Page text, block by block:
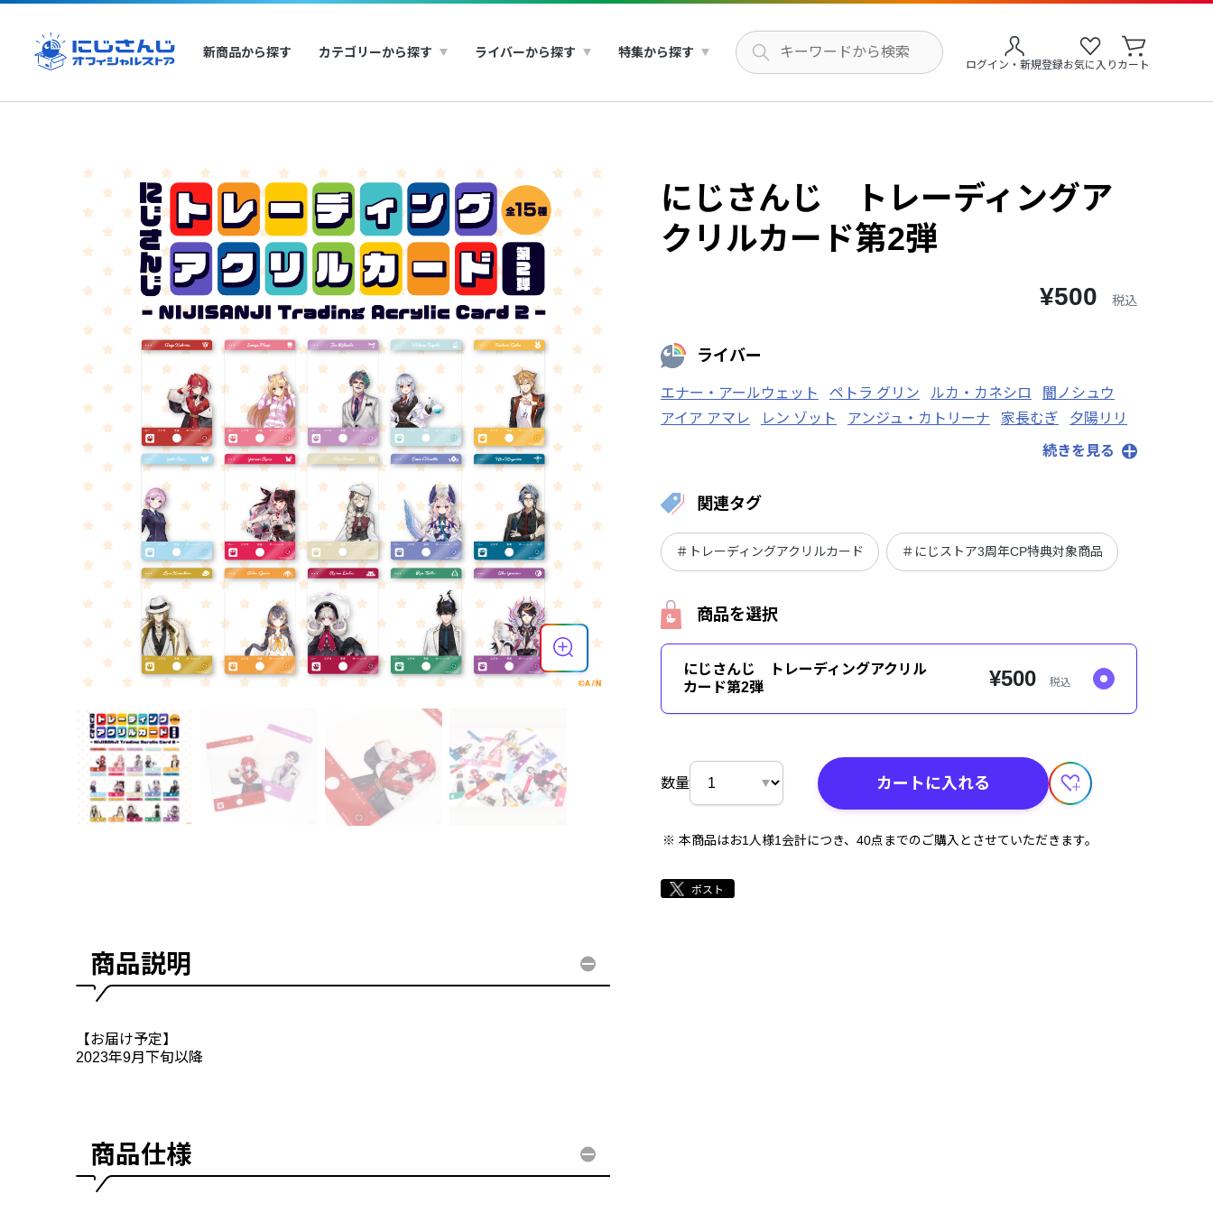
新商品から探す カテゴリーから探す ライバーから探す 特集から探す
ログイン・新規登録お気に入り カート
にじさんじ トレーディングア
クリルカード第2弾
¥500 税込
ライバー
エナー・アールウェット ペトラ グリン ルカ・カネシロ
闇ノシュウ
アイア アマレ
レン ゾット アンジュ・カトリーナ 家長むぎ
夕陽リリ
続きを見る
関連タグ
＃トレーディングアクリルカード ＃にじストア3周年CP特典対象商品
商品を選択
にじさんじ トレーディングアクリル
カード第2弾
¥500 税込
数量 カートに入れる
本商品はお1人様1会計につき、40点までのご購入とさせていただきます。
商品説明
【お届け予定】
2023年9月下旬以降
商品仕様